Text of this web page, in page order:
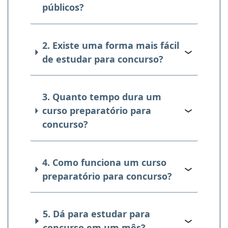
públicos?
2. Existe uma forma mais fácil
de estudar para concurso?
3. Quanto tempo dura um
curso preparatório para
concurso?
4. Como funciona um curso
preparatório para concurso?
5. Dá para estudar para